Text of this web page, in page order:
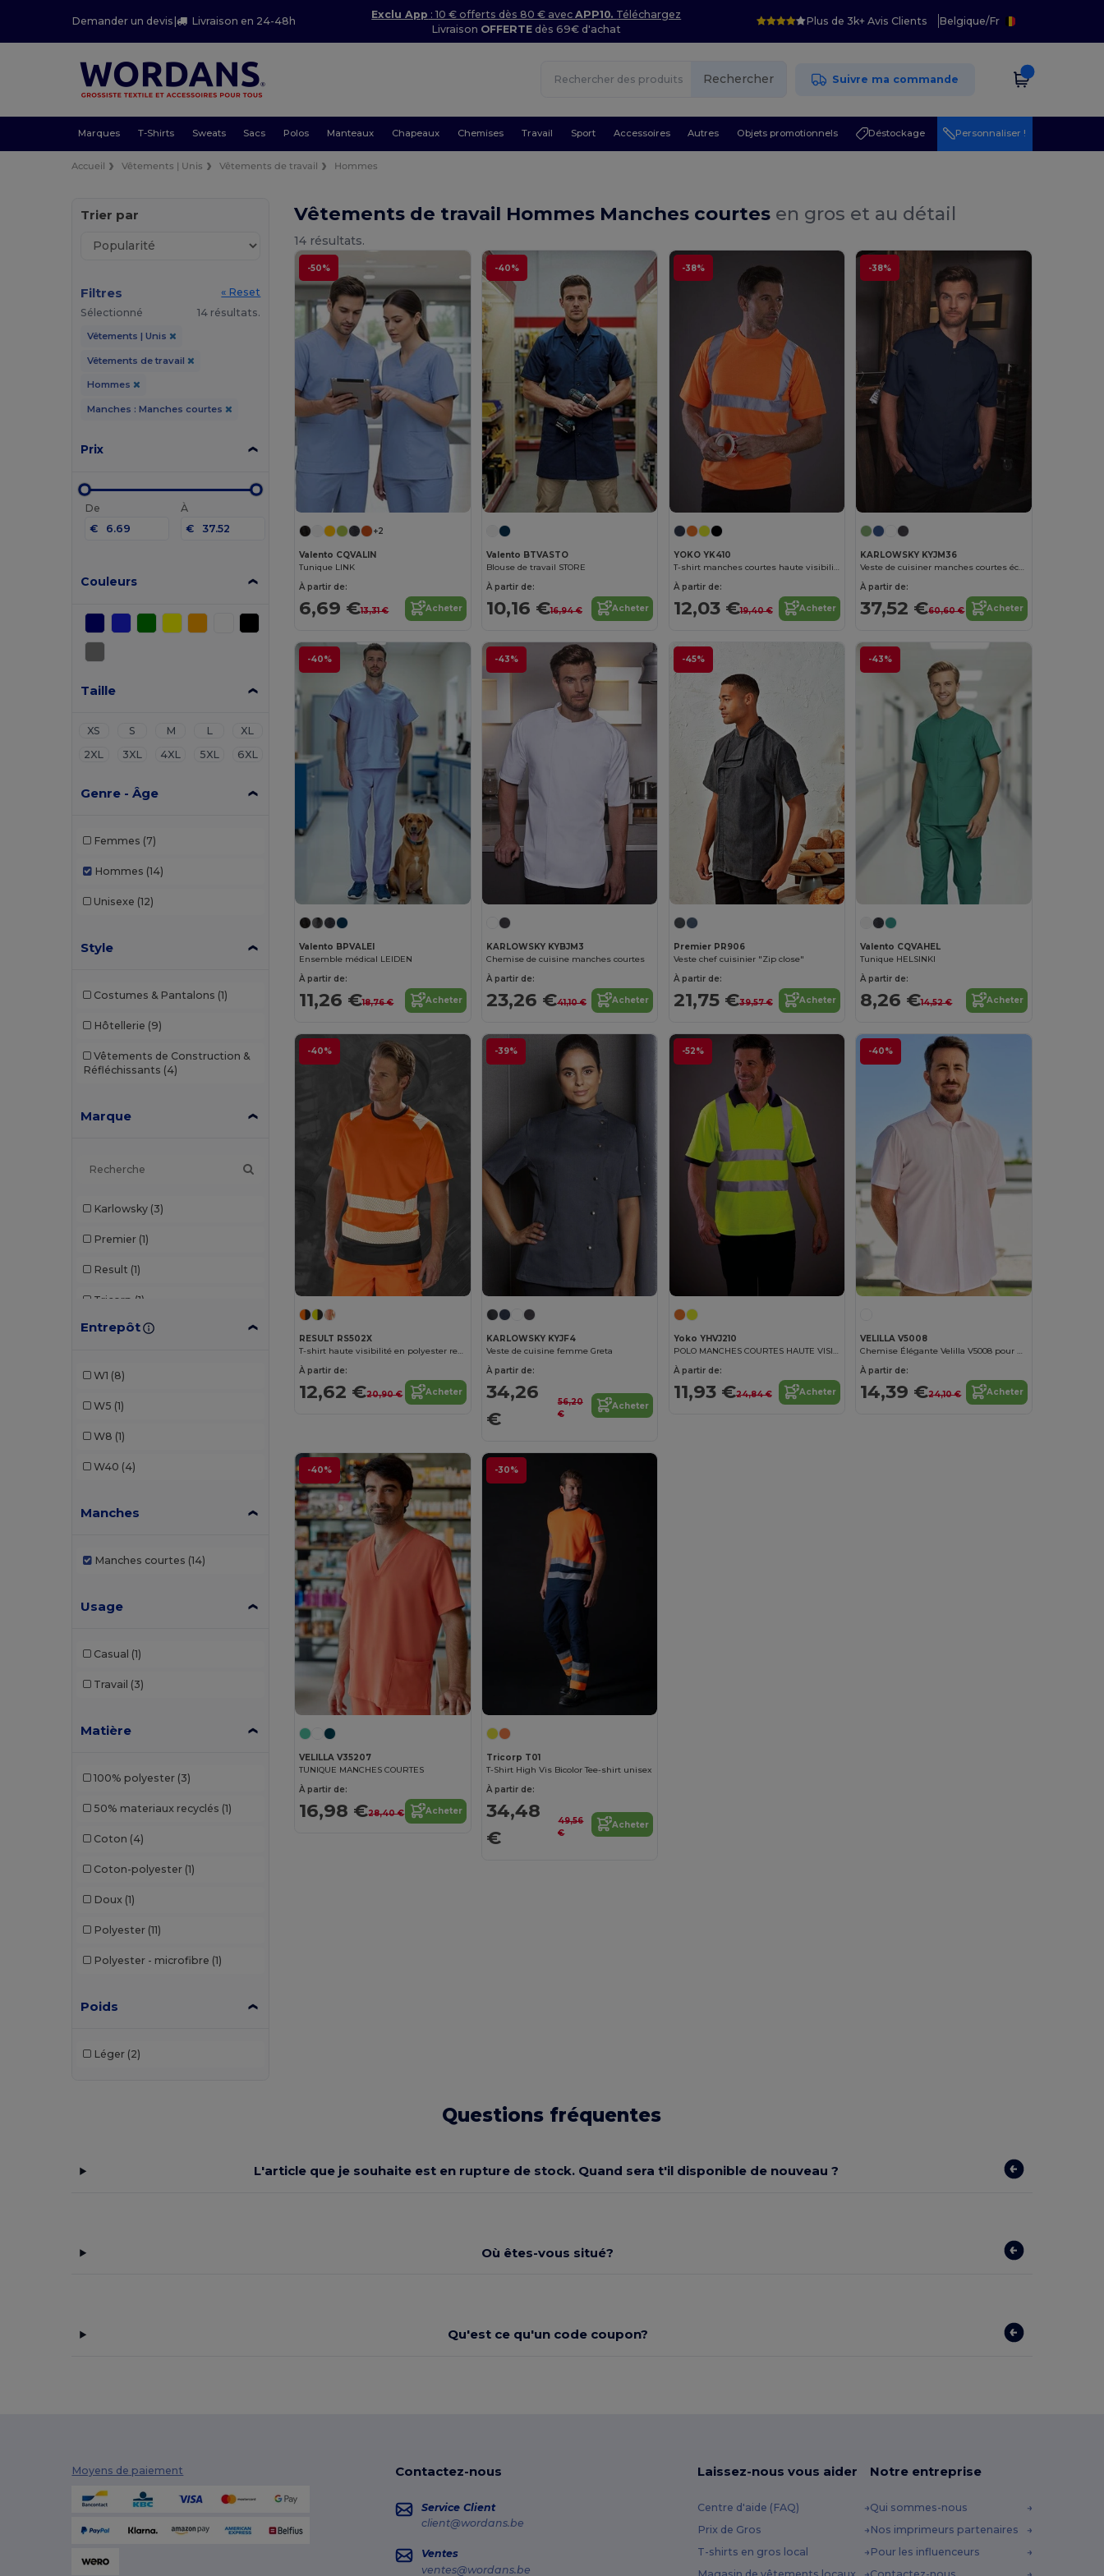
Demander un devis | Livraison en 24-48h
Exclu App : 10 € offerts dès 80 € avecAPP10. Téléchargez
Livraison OFFERTE dès 69€ d'achat
Plus de 3k+ Avis Clients Belgique/Fr
Rechercher Suivre ma commande
Marques T-Shirts Sweats Sacs Polos Manteaux Chapeaux Chemises Travail Sport Accessoires Autres Objets promotionnels Déstockage Personnaliser !
Accueil Vêtements | Unis Vêtements de travail Hommes
Trier par
Filtres
« Reset
Sélectionné
14 résultats.
Vêtements | Unis
Vêtements de travail
Hommes
Manches : Manches courtes
Prix
De
€
À
€
Couleurs
Taille
XS S M L
XL
2XL
3XL 4XL 5XL 6XL
Genre - Âge
Femmes (7)
Hommes (14)
Unisexe (12)
Style
Costumes & Pantalons (1)
Hôtellerie (9)
Vêtements de Construction &
Réfléchissants (4)
Marque
Karlowsky (3)
Premier (1)
Result (1)
Tricorp (1)
Valento (4)
Entrepôt
W1 (8)
W5 (1)
W8 (1)
W40 (4)
Manches
Manches courtes (14)
Usage
Casual (1)
Travail (3)
Matière
100% polyester (3)
50% materiaux recyclés (1)
Coton (4)
Coton-polyester (1)
Doux (1)
Polyester (11)
Polyester - microfibre (1)
Poids
Léger (2)
Vêtements de travail Hommes Manches courtes en gros et au détail
14 résultats.
-50%
+2
Valento CQVALIN
Tunique LINK
À partir de:
6,69 €13,31 € Acheter
-40%
Valento BTVASTO
Blouse de travail STORE
À partir de:
10,16 €16,94 € Acheter
-38%
YOKO YK410
T-shirt manches courtes haute visibilité
À partir de:
12,03 €19,40 € Acheter
-38%
KARLOWSKY KYJM36
Veste de cuisiner manches courtes écoresponsable
À partir de:
37,52 €60,60 € Acheter
-40%
Valento BPVALEI
Ensemble médical LEIDEN
À partir de:
11,26 €18,76 € Acheter
-43%
KARLOWSKY KYBJM3
Chemise de cuisine manches courtes
À partir de:
23,26 €41,10 € Acheter
-45%
Premier PR906
Veste chef cuisinier "Zip close"
À partir de:
21,75 €39,57 € Acheter
-43%
Valento CQVAHEL
Tunique HELSINKI
À partir de:
8,26 €14,52 € Acheter
-40%
RESULT RS502X
T-shirt haute visibilité en polyester recyclé
À partir de:
12,62 €20,90 € Acheter
-39%
KARLOWSKY KYJF4
Veste de cuisine femme Greta
À partir de:
34,26
€
56,20
€
Acheter
-52%
Yoko YHVJ210
POLO MANCHES COURTES HAUTE VISIBILITÉ
À partir de:
11,93 €24,84 € Acheter
-40%
VELILLA V5008
Chemise Élégante Velilla V5008 pour Hommes
À partir de:
14,39 €24,10 € Acheter
-40%
VELILLA V35207
TUNIQUE MANCHES COURTES
À partir de:
16,98 €28,40 € Acheter
-30%
Tricorp T01
T-Shirt High Vis Bicolor Tee-shirt unisex
À partir de:
34,48
€
49,56
€
Acheter
Questions fréquentes
L'article que je souhaite est en rupture de stock. Quand sera t'il disponible de nouveau ?
Où êtes-vous situé?
Qu'est ce qu'un code coupon?
Moyens de paiement Contactez-nous
Service Client
client@wordans.be
Ventes
ventes@wordans.be
Laissez-nous vous aider
Centre d'aide (FAQ)
Prix de Gros
T-shirts en gros local
Notre entreprise
Qui sommes-nous
Nos imprimeurs partenaires
Pour les influenceurs